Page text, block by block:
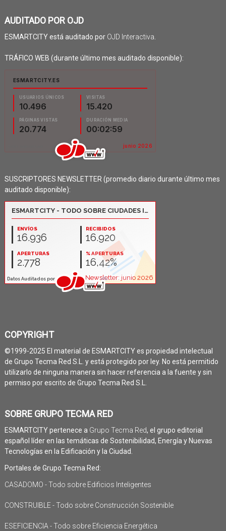
AUDITADO POR OJD
ESMARTCITY está auditado por OJD Interactiva.
TRÁFICO WEB (durante último mes auditado disponible):
SUSCRIPTORES NEWSLETTER (promedio diario durante último mes
auditado disponible):
COPYRIGHT
©1999-2025 El material de ESMARTCITY es propiedad intelectual
de Grupo Tecma Red S.L. y está protegido por ley. No está permitido
utilizarlo de ninguna manera sin hacer referencia a la fuente y sin
permiso por escrito de Grupo Tecma Red S.L.
SOBRE GRUPO TECMA RED
ESMARTCITY pertenece a Grupo Tecma Red, el grupo editorial
español líder en las temáticas de Sostenibilidad, Energía y Nuevas
Tecnologías en la Edificación y la Ciudad.
Portales de Grupo Tecma Red:
CASADOMO - Todo sobre Edificios Inteligentes
CONSTRUIBLE - Todo sobre Construcción Sostenible
ESEFICIENCIA - Todo sobre Eficiencia Energética